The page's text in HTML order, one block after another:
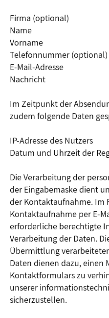
Firma (optional)
Name
Vorname
Telefonnummer (optional)
E-Mail-Adresse
Nachricht
Im Zeitpunkt der
zudem folgende Daten
IP-Adresse des Nutzers
Datum und Uhrzeit der
Die Verarbeitung der
der Eingabemaske dient
der Kontaktaufnahme. Im
Kontaktaufnahme per E-
erforderliche berechtigte
Verarbeitung der Daten.
Übermittlung
Daten dienen dazu, einen
Kontaktformulars zu
unserer
sicherzustellen.